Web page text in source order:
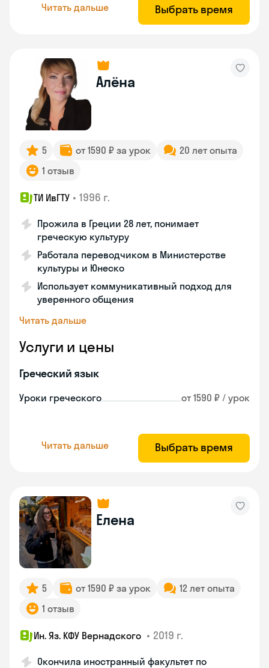
Читать дальше Выбрать время
Алёна
5 от 1590 ₽ за урок
20 лет опыта
1 отзыв
ТИ ИвГТУ • 1996 г.
Прожила в Греции 28 лет, понимает
греческую культуру
Работала переводчиком в Министерстве
культуры и Юнеско
Использует коммуникативный подход для
уверенного общения
Читать дальше
Услуги и цены
Греческий язык
Уроки греческого от 1590 ₽ / урок
Читать дальше Выбрать время
Елена
5 от 1590 ₽ за урок
12 лет опыта
1 отзыв
Ин. Яз. КФУ Вернадского • 2019 г.
Окончила иностранный факультет по